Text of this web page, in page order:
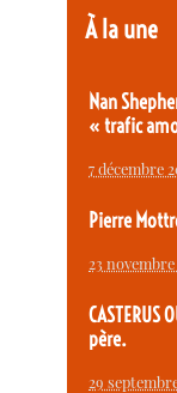
À la une
Nan
« trafic
7 décembre
Pierre
23 novembre
CASTERUS
père.
29